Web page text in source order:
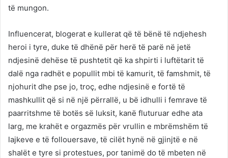
të mungon.
Influencerat, blogerat e kullerat që të bënë të ndjehesh
heroi i tyre, duke të dhënë për herë të parë në jetë
ndjesinë dehëse të pushtetit që ka shpirti i luftëtarit të
dalë nga radhët e popullit mbi të kamurit, të famshmit, të
njohurit dhe pse jo, troç, edhe ndjesinë e fortë të
mashkullit që si në një përrallë, u bë idhulli i femrave të
paarritshme të botës së luksit, kanë fluturuar edhe ata
larg, me krahët e orgazmës për vrullin e mbrëmshëm të
lajkeve e të follouersave, të cilët hynë në gjinjtë e në
shalët e tyre si protestues, por tanimë do të mbeten në